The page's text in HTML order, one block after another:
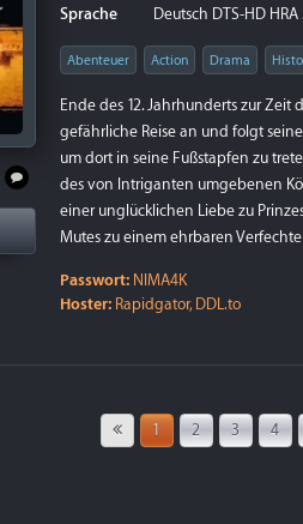
Sprache
Deutsch DTS-HD
Abenteuer Action Drama
Ende des 12. Jahrhunderts zur
gefährliche Reise an und folgt
um dort in seine Fußstapfen zu
des von Intriganten umgebenen
einer unglücklichen Liebe zu
Mutes zu einem ehrbaren
Passwort: NIMA4K
Hoster: Rapidgator, DDL.to
1 2 3 4